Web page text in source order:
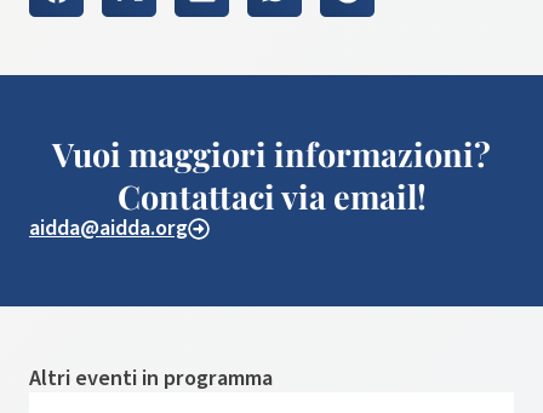
Vuoi maggiori informazioni?
Contattaci via email!
aidda@aidda.org
Altri eventi in programma